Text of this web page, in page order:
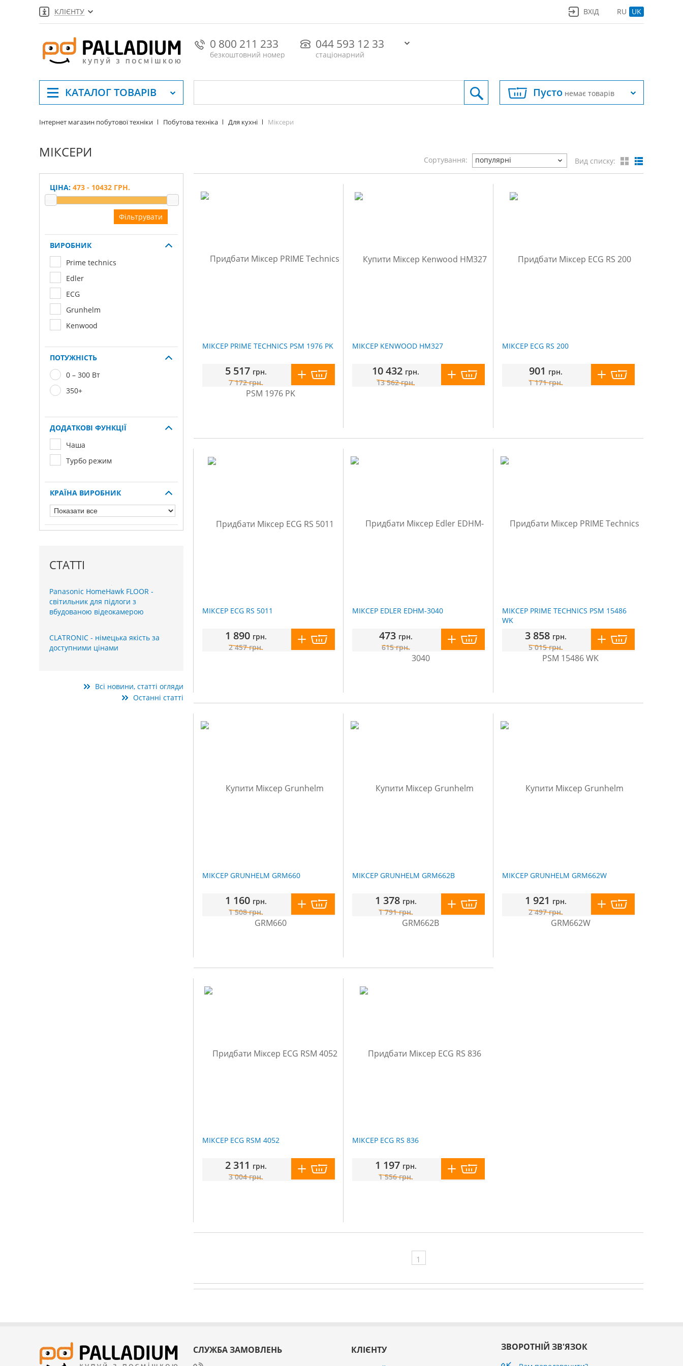
КЛІЄНТУ RU UK
ВХІД
0 800 211 233
безкоштовний номер
044 593 12 33
стаціонарний
КАТАЛОГТОВАРІВ Пусто немає товарів
Інтернет магазин побутової техніки Побутова техніка Для кухні Міксери
МІКСЕРИ популярні
Сортування: Вид списку:
ЦІНА: 473 - 10432 ГРН.
Фільтрувати
ВИРОБНИК
Prime technics
Edler
ECG
Grunhelm
Kenwood
ПОТУЖНІСТЬ
0 – 300 Вт
350+
ДОДАТКОВІ ФУНКЦІЇ
Чаша
Турбо режим
КРАЇНА ВИРОБНИК
СТАТТІ
Panasonic HomeHawk FLOOR -
світильник для підлоги з
вбудованою відеокамерою
CLATRONIC - німецька якість за
доступними цінами
Всі новини, статті огляди
Останні статті
МІКСЕР PRIME TECHNICS PSM 1976 PK
5 517 грн.
7 172грн.
МІКСЕР KENWOOD HM327
10 432 грн.
13 562грн.
МІКСЕР ECG RS 200
901 грн.
1 171грн.
МІКСЕР ECG RS 5011
1 890 грн.
2 457грн.
МІКСЕР EDLER EDHM-3040
473 грн.
615грн.
МІКСЕР PRIME TECHNICS PSM 15486
WK
3 858 грн.
5 015грн.
МІКСЕР GRUNHELM GRM660
1 160 грн.
1 508грн.
МІКСЕР GRUNHELM GRM662B
1 378 грн.
1 791грн.
МІКСЕР GRUNHELM GRM662W
1 921 грн.
2 497грн.
МІКСЕР ECG RSM 4052
2 311 грн.
3 004грн.
МІКСЕР ECG RS 836
1 197 грн.
1 556грн.
1
СЛУЖБА ЗАМОВЛЕНЬ КЛІЄНТУ ЗВОРОТНІЙ ЗВ'ЯЗОК